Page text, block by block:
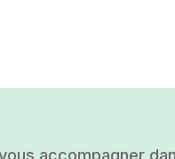
accompagner